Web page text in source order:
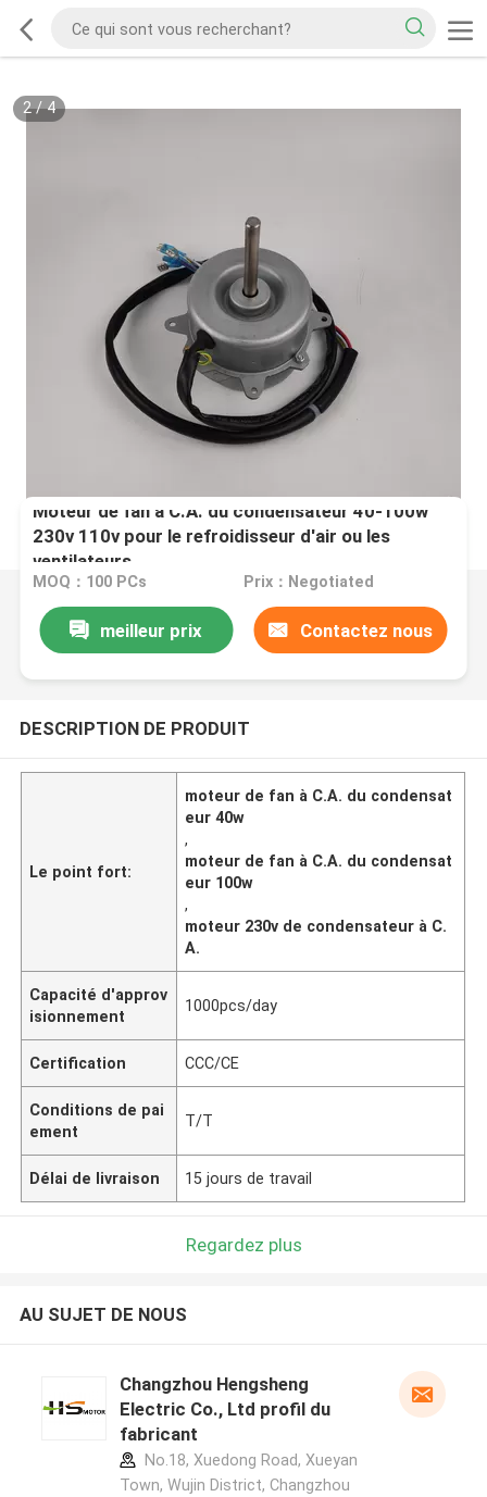
2/4
Moteur de fan à C.A. du condensateur 40-100w
230v 110v pour le refroidisseur d'air ou les
ventilateurs
MOQ：100 PCs Prix：Negotiated
meilleur prix Contactez nous
DESCRIPTION DE PRODUIT
Le point fort:
moteur de fan à C.A. du condensat
eur 40w
,
moteur de fan à C.A. du condensat
eur 100w
,
moteur 230v de condensateur à C.
A.
Capacité d'approv
isionnement
1000pcs/day
Certification CCC/CE
Conditions de pai
ement
T/T
Délai de livraison 15 jours de travail
Regardez plus
AU SUJET DE NOUS
Changzhou Hengsheng
Electric Co., Ltd profil du
fabricant
No.18, Xuedong Road, Xueyan
Town, Wujin District, Changzhou